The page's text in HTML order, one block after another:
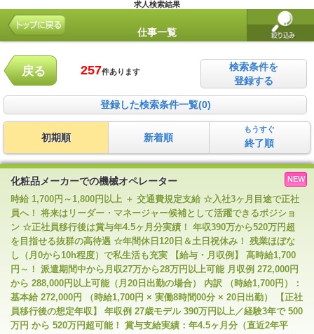
求人検索結果
仕事一覧
戻る 257件あります
検索条件を
登録する
登録した検索条件一覧(0)
初期順 新着順
もうすぐ
終了順
NEW
化粧品メーカーでの機械オペレーター
時給 1,700円～1,800円以上 ＋ 交通費規定支給 ☆入社3ヶ月目途で正社
員へ！ 将来はリーダー・マネージャー候補として活躍できるポジショ
ン ☆正社員移行後は賞与年4.5ヶ月分実績！ 年収390万から520万円超
を目指せる抜群の高待遇 ☆年間休日120日＆土日祝休み！ 残業ほぼな
し（月0から10h程度）で私生活も充実 【給与・月収例】 高時給1,700
円～！ 派遣期間中から月収27万から28万円以上可能 月収例 272,000円
から 288,000円以上可能（月20日出勤の場合） 内訳 （時給1,700円）：
基本給 272,000円 （時給1,700円 × 実働8時間00分 × 20日出勤） 【正社
員移行後の想定年収】 年収例 27歳モデル 390万円以上／経験3年で 500
万円 から 520万円超可能！ 賞与支給実績：年4.5ヶ月分（直近2年平